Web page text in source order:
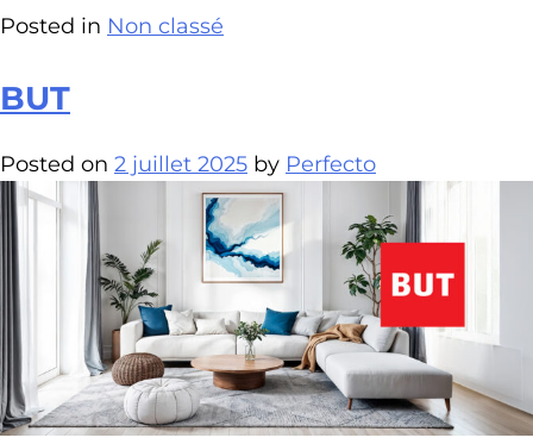
Posted in Non classé
BUT
Posted on 2 juillet 2025 by Perfecto